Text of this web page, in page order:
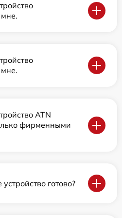
ATN
фирменными
готово?